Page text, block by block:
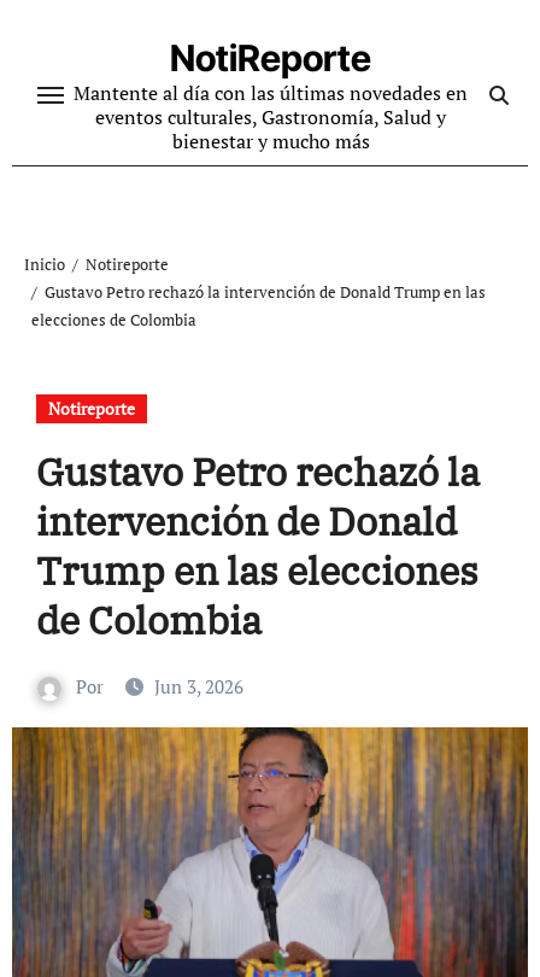
contenido
NotiReporte
Mantente al día con las últimas novedades en
eventos culturales, Gastronomía, Salud y
bienestar y mucho más
Inicio
Notireporte
Gustavo Petro rechazó la intervención de Donald Trump en las
elecciones de Colombia
Notireporte
Gustavo Petro rechazó la
intervención de Donald
Trump en las elecciones
de Colombia
Por Jun 3, 2026